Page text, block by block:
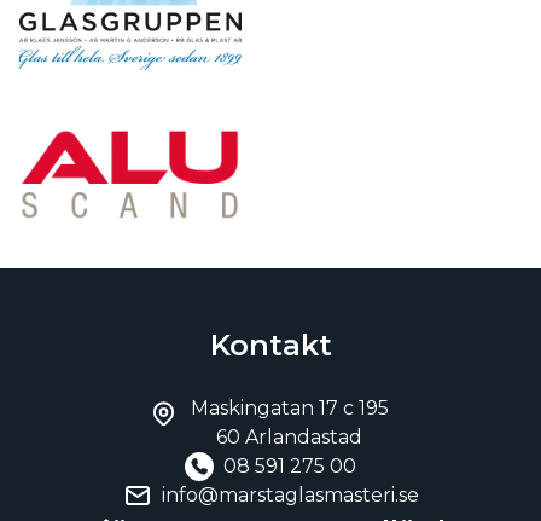
Kontakt
Maskingatan 17 c 195
60 Arlandastad
08 591 275 00
info@marstaglasmasteri.se